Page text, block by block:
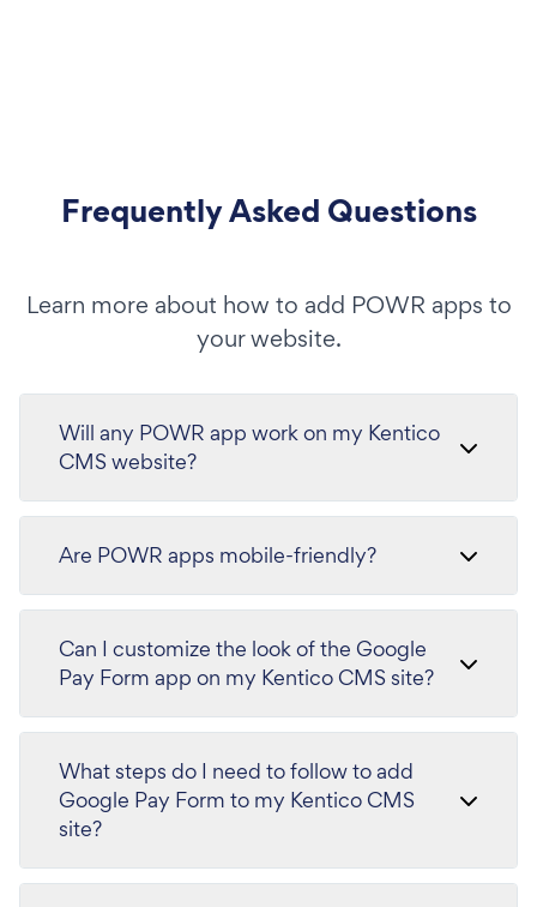
Frequently Asked Questions
Learn more about how to add POWR apps to
your website.
Will any POWR app work on my Kentico
CMS website?
Are POWR apps mobile-friendly?
Can I customize the look of the Google
Pay Form app on my Kentico CMS site?
What steps do I need to follow to add
Google Pay Form to my Kentico CMS
site?